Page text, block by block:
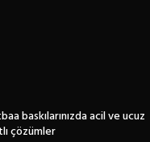
baskılarınızda acil ve ucuz
çözümler